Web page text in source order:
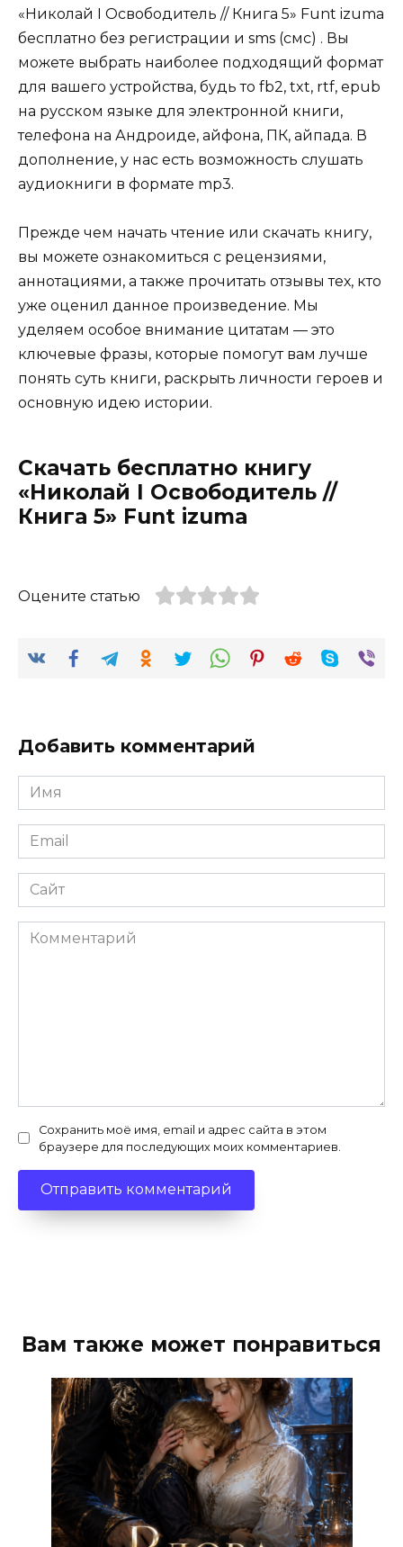
«Николай I Освободитель // Книга 5» Funt izuma
бесплатно без регистрации и sms (смс) . Вы
можете выбрать наиболее подходящий формат
для вашего устройства, будь то fb2, txt, rtf, epub
на русском языке для электронной книги,
телефона на Андроиде, айфона, ПК, айпада. В
дополнение, у нас есть возможность слушать
аудиокниги в формате mp3.
Прежде чем начать чтение или скачать книгу,
вы можете ознакомиться с рецензиями,
аннотациями, а также прочитать отзывы тех, кто
уже оценил данное произведение. Мы
уделяем особое внимание цитатам — это
ключевые фразы, которые помогут вам лучше
понять суть книги, раскрыть личности героев и
основную идею истории.
Скачать бесплатно книгу
«Николай I Освободитель //
Книга 5» Funt izuma
Оцените статью
Добавить комментарий
Имя
*
Email
*
Сайт
Комментарий
Сохранить моё имя, email и адрес сайта в этом
браузере для последующих моих комментариев.
Вам также может понравиться